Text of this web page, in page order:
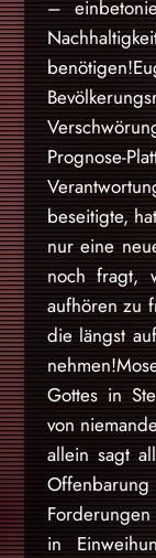
–
beseitigte,
nur eine
noch fragt,
aufhören zu
die längst
Gottes in
von
allein sagt
in